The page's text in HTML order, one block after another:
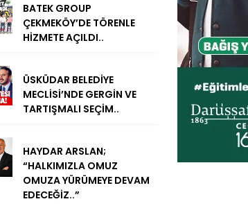
BATEK GROUP
ÇEKMEKÖY’DE TÖRENLE
HİZMETE AÇILDI..
ÜSKÜDAR BELEDİYE
MECLİSİ’NDE GERGİN VE
TARTIŞMALI SEÇİM..
HAYDAR ARSLAN;
“HALKIMIZLA OMUZ
OMUZA YÜRÜMEYE DEVAM
EDECEĞİZ..”